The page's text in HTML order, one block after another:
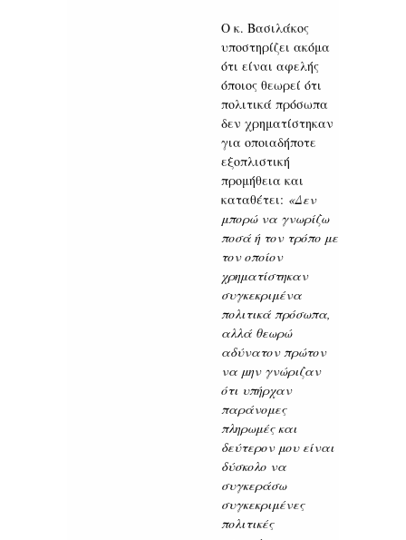
Ο κ. Βασιλάκος
υποστηρίζει ακόμα
ότι είναι αφελής
όποιος θεωρεί ότι
πολιτικά πρόσωπα
δεν χρηματίστηκαν
για οποιαδήποτε
εξοπλιστική
προμήθεια και
καταθέτει: «Δεν
μπορώ να γνωρίζω
ποσά ή τον τρόπο με
τον οποίον
χρηματίστηκαν
συγκεκριμένα
πολιτικά πρόσωπα,
αλλά θεωρώ
αδύνατον πρώτον
να μην γνώριζαν
ότι υπήρχαν
παράνομες
πληρωμές και
δεύτερον μου είναι
δύσκολο να
συγκεράσω
συγκεκριμένες
πολιτικές